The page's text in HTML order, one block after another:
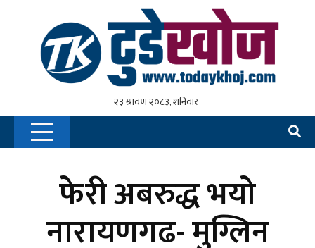
फेरी अबरुद्ध भयो
नारायणगढ- मुग्लिन